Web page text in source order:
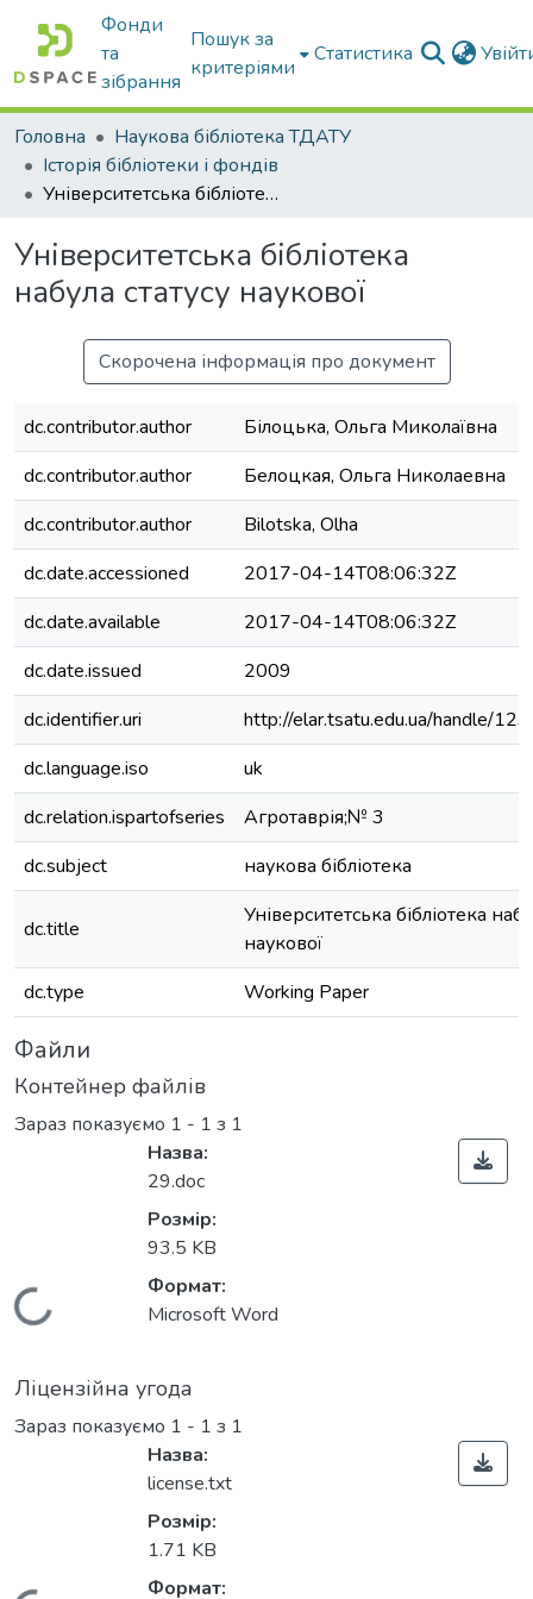
Фонди
та
зібрання
Пошук за
критеріями
Статистика
Головна
Наукова бібліотека ТДАТУ
Історія бібліотеки і фондів
Університетська бібліотека набула статусу наукової
Університетська бібліотека
набула статусу наукової
Скорочена інформація про документ
dc.contributor.author
Білоцька, Ольга Миколаївна
dc.contributor.author
Белоцкая, Ольга Николаевна
dc.contributor.author
Bilotska, Olha
dc.date.accessioned
2017-04-14T08:06:32Z
dc.date.available
2017-04-14T08:06:32Z
dc.date.issued
2009
dc.identifier.uri
http://elar.tsatu.edu.ua/handle/
dc.language.iso
uk
dc.relation.ispartofseries
Агротаврія;№ 3
dc.subject
наукова бібліотека
dc.title
Університетська бібліотека
наукової
dc.type
Working Paper
Файли
Контейнер файлів
Зараз показуємо 1 - 1 з 1
Вантажиться...
Назва:
29.doc
Розмір:
93.5 KB
Формат:
Microsoft Word
Ліцензійна угода
Зараз показуємо 1 - 1 з 1
Назва:
license.txt
Розмір:
1.71 KB
Формат: